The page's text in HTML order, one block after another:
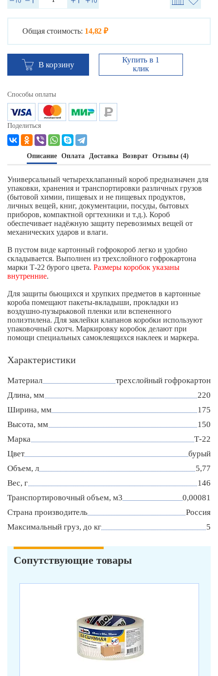
Общая стоимость: 14,82 ₽
В корзину
Купить в 1
клик
Способы оплаты
Поделиться
Описание Оплата Доставка Возврат Отзывы (4)
Универсальный четырехклапанный короб предназначен для
упаковки, хранения и транспортировки различных грузов
(бытовой химии, пищевых и не пищевых продуктов,
личных вещей, книг, документации, посуды, бытовых
приборов, компактной оргтехники и т.д.). Короб
обеспечивает надёжную защиту перевозимых вещей от
механических ударов и влаги.
В пустом виде картонный гофрокороб легко и удобно
складывается. Выполнен из трехслойного гофрокартона
марки Т-22 бурого цвета. Размеры коробок указаны
внутренние.
Для защиты бьющихся и хрупких предметов в картонные
короба помещают пакеты-вкладыши, прокладки из
воздушно-пузырьковой пленки или вспененного
полиэтилена. Для заклейки клапанов коробки используют
упаковочный скотч. Маркировку коробок делают при
помощи специальных самоклеящихся наклеек и маркера.
Характеристики
Материал
трехслойный гофрокартон
Длина, мм
220
Ширина, мм
175
Высота, мм
150
Марка
Т-22
Цвет
бурый
Объем, л
5,77
Вес, г
146
Транспортировочный объем, м3
0,00081
Страна производитель
Россия
Максимальный груз, до кг
5
Сопутствующие товары